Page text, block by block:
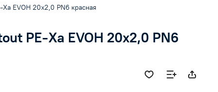
EVOH 20х2,0 PN6 красная
PE-Xa EVOH 20х2,0 PN6